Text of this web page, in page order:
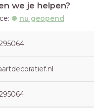
we je helpen?
nu geopend